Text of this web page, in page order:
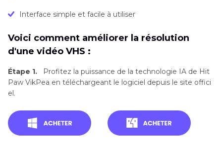
Interface simple et facile à utiliser
Voici comment améliorer la résolution
d'une vidéo VHS :
Étape 1.
Profitez la puissance de la technologie IA de Hit
Paw VikPea en téléchargeant le logiciel depuis le site offici
el.